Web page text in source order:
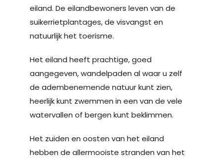
eiland. De eilandbewoners leven van de
suikerrietplantages, de visvangst en
natuurlijk het toerisme.
Het eiland heeft prachtige, goed
aangegeven, wandelpaden al waar u zelf
de adembenemende natuur kunt zien,
heerlijk kunt zwemmen in een van de vele
watervallen of bergen kunt beklimmen.
Het zuiden en oosten van het eiland
hebben de allermooiste stranden van het